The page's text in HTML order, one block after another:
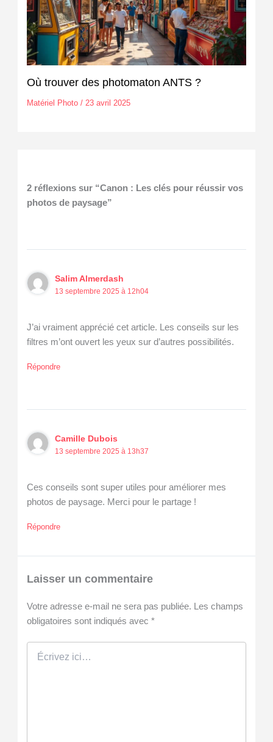
Où trouver des photomaton ANTS ?
Matériel Photo/ 23 avril 2025
2 réflexions sur “Canon : Les clés pour réussir vos
photos de paysage”
Salim Almerdash
13 septembre 2025 à 12h04
J’ai vraiment apprécié cet article. Les conseils sur les
filtres m’ont ouvert les yeux sur d’autres possibilités.
Répondre
Camille Dubois
13 septembre 2025 à 13h37
Ces conseils sont super utiles pour améliorer mes
photos de paysage. Merci pour le partage !
Répondre
Laisser un commentaire
Votre adresse e-mail ne sera pas publiée. Les champs
obligatoires sont indiqués avec *
ici…